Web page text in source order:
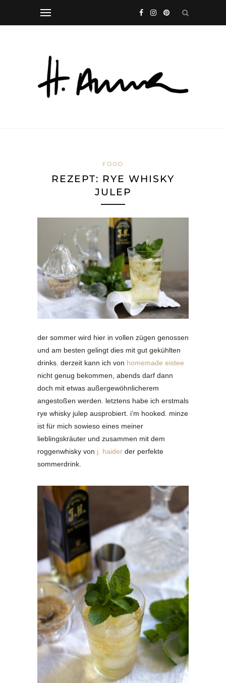
FOOD
REZEPT: RYE WHISKY
JULEP
der sommer wird hier in vollen zügen genossen
und am besten gelingt dies mit gut gekühlten
drinks. derzeit kann ich von homemade eistee
nicht genug bekommen, abends darf dann
doch mit etwas außergewöhnlicherem
angestoßen werden. letztens habe ich erstmals
rye whisky julep ausprobiert. i’m hooked. minze
ist für mich sowieso eines meiner
lieblingskräuter und zusammen mit dem
roggenwhisky von j. haider der perfekte
sommerdrink.